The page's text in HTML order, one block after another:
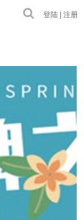
登陆 | 注册